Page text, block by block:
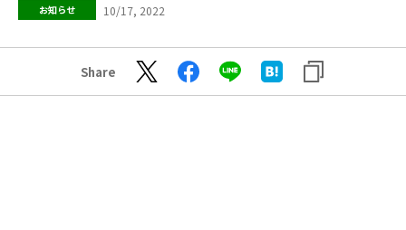
お知らせ 10/17, 2022
Share